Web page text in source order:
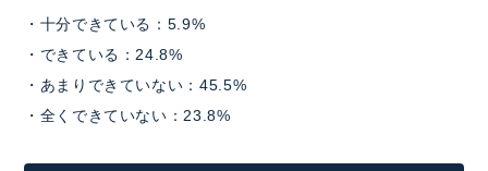
・十分できている：5.9%
・できている：24.8%
・あまりできていない：45.5%
・全くできていない：23.8%